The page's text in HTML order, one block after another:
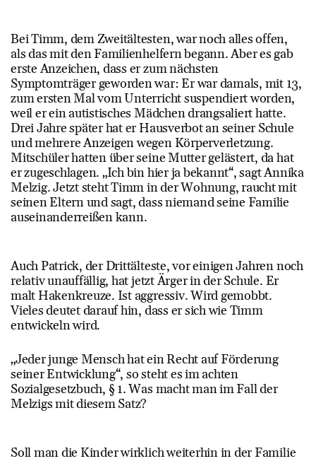
Bei Timm, dem Zweitältesten, war noch alles offen,
als das mit den Familienhelfern begann. Aber es gab
erste Anzeichen, dass er zum nächsten
Symptomträger geworden war: Er war damals, mit 13,
zum ersten Mal vom Unterricht suspendiert worden,
weil er ein autistisches Mädchen drangsaliert hatte.
Drei Jahre später hat er Hausverbot an seiner Schule
und mehrere Anzeigen wegen Körperverletzung.
Mitschüler hatten über seine Mutter gelästert, da hat
er zugeschlagen. „Ich bin hier ja bekannt“, sagt Annika
Melzig. Jetzt steht Timm in der Wohnung, raucht mit
seinen Eltern und sagt, dass niemand seine Familie
auseinanderreißen kann.
Auch Patrick, der Drittälteste, vor einigen Jahren noch
relativ unauffällig, hat jetzt Ärger in der Schule. Er
malt Hakenkreuze. Ist aggressiv. Wird gemobbt.
Vieles deutet darauf hin, dass er sich wie Timm
entwickeln wird.
„Jeder junge Mensch hat ein Recht auf Förderung
seiner Entwicklung“, so steht es im achten
Sozialgesetzbuch, § 1. Was macht man im Fall der
Melzigs mit diesem Satz?
Soll man die Kinder wirklich weiterhin in der Familie